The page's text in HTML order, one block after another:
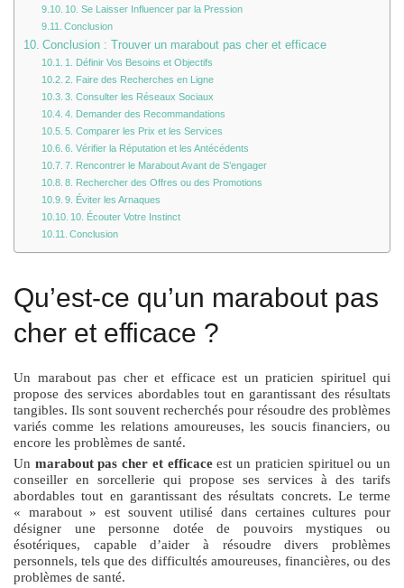
10. Se Laisser Influencer par la Pression
Conclusion
Conclusion : Trouver un marabout pas cher et efficace
1. Définir Vos Besoins et Objectifs
2. Faire des Recherches en Ligne
3. Consulter les Réseaux Sociaux
4. Demander des Recommandations
5. Comparer les Prix et les Services
6. Vérifier la Réputation et les Antécédents
7. Rencontrer le Marabout Avant de S’engager
8. Rechercher des Offres ou des Promotions
9. Éviter les Arnaques
10. Écouter Votre Instinct
Conclusion
Qu’est-ce qu’un marabout pas
cher et efficace ?
Un marabout pas cher et efficace est un praticien spirituel qui
propose des services abordables tout en garantissant des résultats
tangibles. Ils sont souvent recherchés pour résoudre des problèmes
variés comme les relations amoureuses, les soucis financiers, ou
encore les problèmes de santé.
Un marabout pas cher et efficaceest un praticien spirituel ou un
conseiller en sorcellerie qui propose ses services à des tarifs
abordables tout en garantissant des résultats concrets. Le terme
« marabout » est souvent utilisé dans certaines cultures pour
désigner une personne dotée de pouvoirs mystiques ou
ésotériques, capable d’aider à résoudre divers problèmes
personnels, tels que des difficultés amoureuses, financières, ou des
problèmes de santé.